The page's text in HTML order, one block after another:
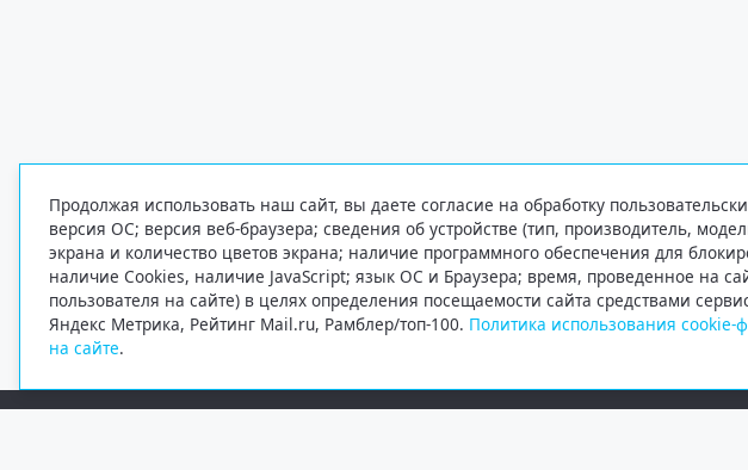
Продолжая использовать наш сайт, вы даете согласие на обработку
версия ОС; версия веб-браузера; сведения об устройстве (тип, производитель,
экрана и количество цветов экрана; наличие программного обеспечения для
наличие Cookies, наличие JavaScript; язык ОС и Браузера; время, проведенное на
пользователя на сайте) в целях определения посещаемости сайта средствами
Яндекс Метрика, Рейтинг Mail.ru, Рамблер/топ-100. Политика использования cookie-
на сайте.